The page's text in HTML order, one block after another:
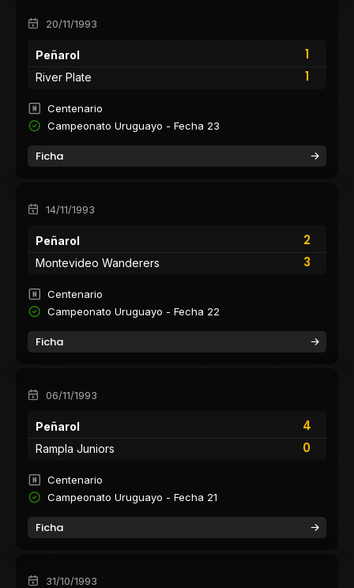
20/11/1993
Peñarol
1
1
River Plate
Centenario
Campeonato Uruguayo - Fecha 23
Ficha
14/11/1993
Peñarol
2
3
Montevideo Wanderers
Centenario
Campeonato Uruguayo - Fecha 22
Ficha
06/11/1993
Peñarol
4
0
Rampla Juniors
Centenario
Campeonato Uruguayo - Fecha 21
Ficha
31/10/1993